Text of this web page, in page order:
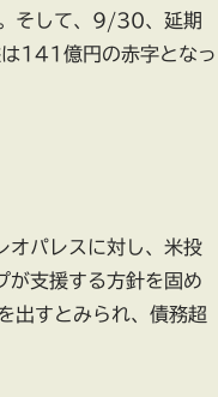
そして、9/30、延期
141億円の赤字となっ
パレスに対し、米投
が支援する方針を固め
出すとみられ、債務超